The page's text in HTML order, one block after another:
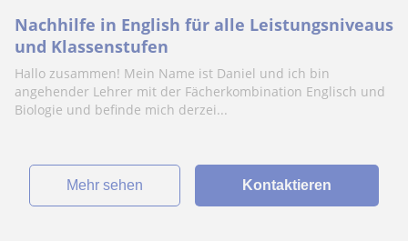
Nachhilfe in English für alle Leistungsniveaus
und Klassenstufen
Hallo zusammen! Mein Name ist Daniel und ich bin
angehender Lehrer mit der Fächerkombination Englisch und
Biologie und befinde mich derzei...
Mehr sehen Kontaktieren